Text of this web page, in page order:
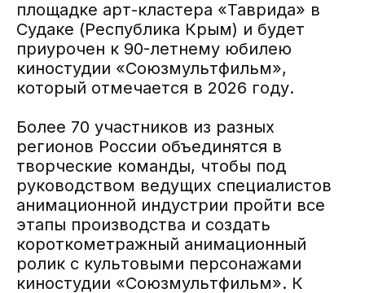
площадке арт-кластера «Таврида» в
Судаке (Республика Крым) и будет
приурочен к 90-летнему юбилею
киностудии «Союзмультфильм»,
который отмечается в 2026 году.
Более 70 участников из разных
регионов России объединятся в
творческие команды, чтобы под
руководством ведущих специалистов
анимационной индустрии пройти все
этапы производства и создать
короткометражный анимационный
ролик с культовыми персонажами
киностудии «Союзмультфильм». К